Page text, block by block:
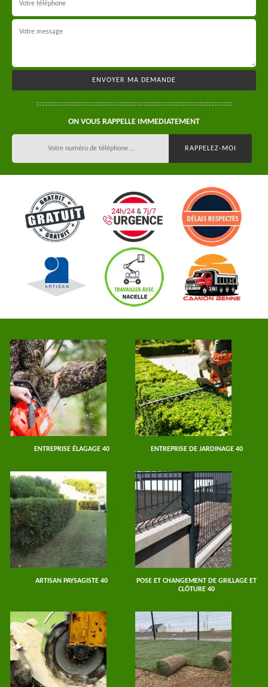
ON VOUS RAPPELLE IMMEDIATEMENT
ENTREPRISE ÉLAGAGE 40 ENTREPRISE DE JARDINAGE 40
ARTISAN PAYSAGISTE 40
POSE ET CHANGEMENT DE GRILLAGE ET
CLÔTURE 40